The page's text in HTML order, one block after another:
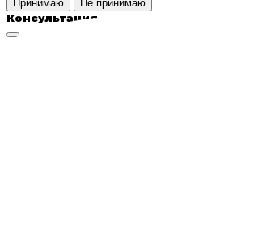
Принимаю Не принимаю
Консультация